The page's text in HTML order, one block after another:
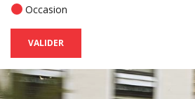
Occasion
VALIDER